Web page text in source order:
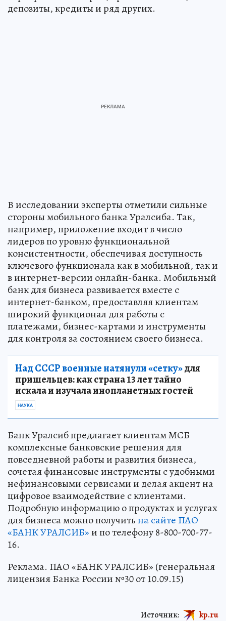
депозиты, кредиты и ряд других.
В исследовании эксперты отметили сильные
стороны мобильного банка Уралсиба. Так,
например, приложение входит в число
лидеров по уровню функциональной
консистентности, обеспечивая доступность
ключевого функционала как в мобильной, так и
в интернет-версии онлайн-банка. Мобильный
банк для бизнеса развивается вместе с
интернет-банком, предоставляя клиентам
широкий функционал для работы с
платежами, бизнес-картами и инструменты
для контроля за состоянием своего бизнеса.
Над СССР военные натянули «сетку»для
пришельцев: как страна 13 лет тайно
искала и изучала инопланетных гостей
НАУКА
Банк Уралсиб предлагает клиентам МСБ
комплексные банковские решения для
повседневной работы и развития бизнеса,
сочетая финансовые инструменты с удобными
нефинансовыми сервисами и делая акцент на
цифровое взаимодействие с клиентами.
Подробную информацию о продуктах и услугах
для бизнеса можно получитьна сайте ПАО
«БАНК УРАЛСИБ»и по телефону 8-800-700-77-
16.
Реклама. ПАО «БАНК УРАЛСИБ» (генеральная
лицензия Банка России №30 от 10.09.15)
Источник: kp.ru